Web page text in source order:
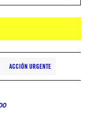
ACCIÓN URGENTE